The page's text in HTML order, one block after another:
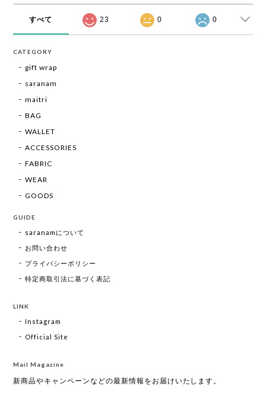
すべて 23 0 0
CATEGORY
gift wrap
saranam
maitri
BAG
WALLET
ACCESSORIES
FABRIC
WEAR
GOODS
GUIDE
saranamについて
お問い合わせ
プライバシーポリシー
特定商取引法に基づく表記
LINK
Instagram
Official Site
Mail Magazine
新商品やキャンペーンなどの最新情報をお届けいたします。